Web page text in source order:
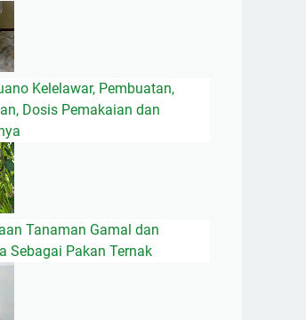
Kelelawar, Pembuatan,
Dosis Pemakaian dan
Tanaman Gamal dan
Sebagai Pakan Ternak